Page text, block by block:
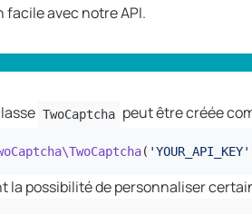
avec notre API.
TwoCaptcha peut être créée
( 'YOUR_API_KEY'
la possibilité de personnaliser